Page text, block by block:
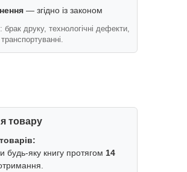
— згідно із законом
брак друку, технологічні дефекти,
товару
будь-яку книгу протягом 14